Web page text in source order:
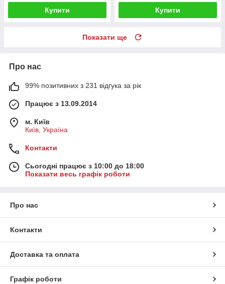
Купити Купити
Показати ще
Про нас
99% позитивних з 231 відгука за рік
Працює з 13.09.2014
м. Київ
Київ, Україна
Контакти
Сьогодні працює з 10:00 до 18:00
Показати весь графік роботи
Про нас
Контакти
Доставка та оплата
Графік роботи